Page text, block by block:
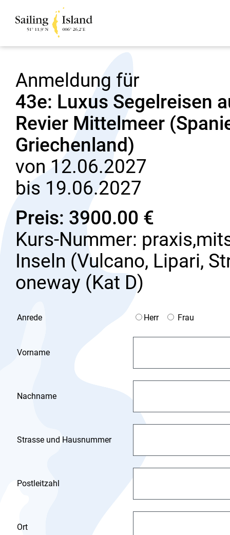
Anmeldung für
43e: Luxus Segelreisen
Revier Mittelmeer
Griechenland)
von 12.06.2027
bis 19.06.2027
Preis: 3900.00 €
Kurs-Nummer:
Inseln (Vulcano, Lipari,
oneway (Kat D)
Anrede Herr Frau
Vorname
Nachname
Strasse und Hausnummer
Postleitzahl
Ort